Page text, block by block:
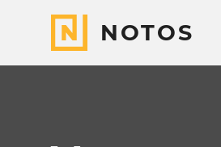
NOTOS